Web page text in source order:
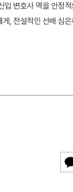
입 변호사 역을 안정
, 전설적인 선배 심
카